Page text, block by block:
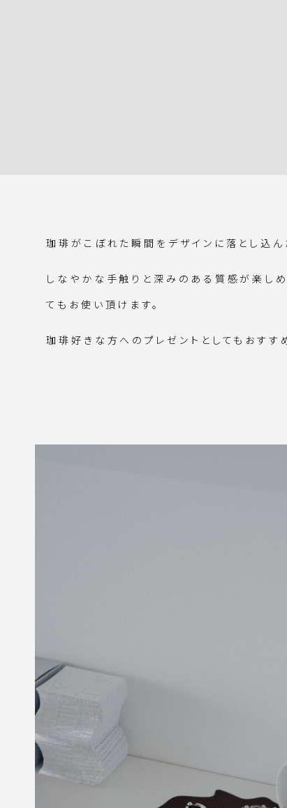
珈琲がこぼれた瞬間をデザインに落とし込ん
しなやかな手触りと深みのある質感が楽しめ
てもお使い頂けます。
珈琲好きな方へのプレゼントとしてもおすす